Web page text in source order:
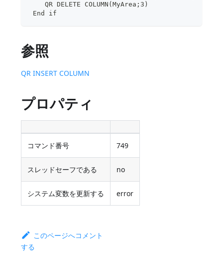
QR DELETE COLUMN(MyArea;3)
End if
参照
QR INSERT COLUMN
プロパティ
コマンド番号 749
スレッドセーフである no
システム変数を更新する error
このページへコメント
する